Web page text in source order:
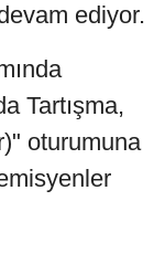
ediyor.
Tartışma,
oturumuna